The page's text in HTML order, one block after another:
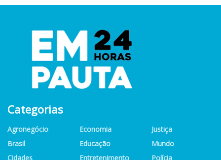
Categorias
Agronegócio
Brasil
Cidades
Economia
Educação
Entretenimento
Justiça
Mundo
Polícia